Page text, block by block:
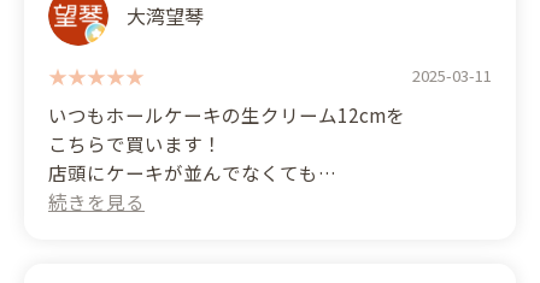
shop after a long time. I was shocked by how
carelessly the staff handled the cakes (when
transferring them from the display case to the
tray). Also, their voices were quiet and unfriendly,
so I couldn't understand what they were saying. I
would like at least a minimum level of customer
service. It ruined my good mood. I think this shop
is incapable of providing proper customer service
大湾望琴
2025-03-11
いつもホールケーキの生クリーム12cmを
こちらで買います！
店頭にケーキが並んでなくても
材料があれば20分ぐらいで作ってくれるし